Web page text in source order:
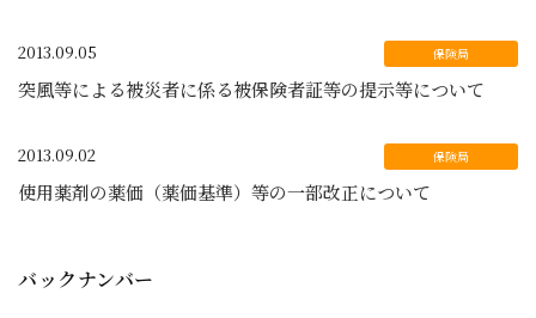
2013.09.05
突風等による被災者に係る被保険者証等の提示等について
2013.09.02
使用薬剤の薬価（薬価基準）等の一部改正について
バックナンバー